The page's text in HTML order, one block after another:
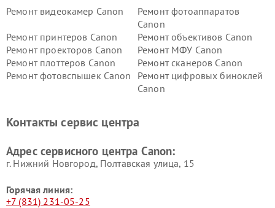
Ремонт видеокамер Canon
Ремонт фотоаппаратов
Canon
Ремонт принтеров Canon
Ремонт объективов Canon
Ремонт проекторов Canon
Ремонт МФУ Canon
Ремонт плоттеров Canon
Ремонт сканеров Canon
Ремонт фотовспышек Canon
Ремонт цифровых биноклей
Canon
Контакты сервис центра
Адрес сервисного центра Canon:
г. Нижний Новгород, Полтавская улица, 15
Горячая линия:
+7 (831) 231-05-25